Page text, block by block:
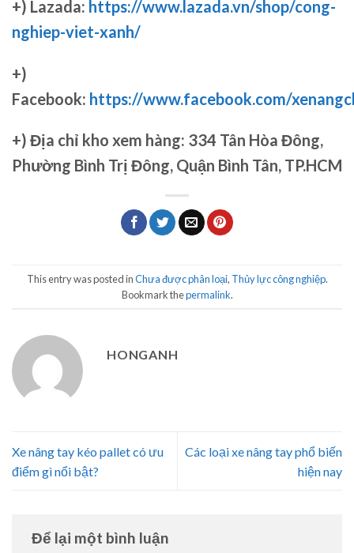
+) Lazada: https://www.lazada.vn/shop/cong-
nghiep-viet-xanh/
+)
Facebook: https://www.facebook.com/
+) Địa chỉ kho xem hàng: 334 Tân Hòa Đông,
Phường Bình Trị Đông, Quận Bình Tân, TP.HCM
This entry was posted inChưa được phân loại, Thủy lực công nghiệp.
Bookmark thepermalink.
HONGANH
Xe nâng tay kéo pallet có ưu
điểm gì nổi bật?
Các loại xe nâng tay phổ biến
hiện nay
Để lại một bình luận